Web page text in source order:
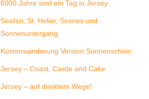
6000 Jahre sind ein Tag in Jersey
Seafari, St. Helier, Scones und
Sonnenuntergang
Küstenwanderung Version Sonnenschein
Jersey – Coast, Castle and Cake
Jersey – auf direktem Wege!